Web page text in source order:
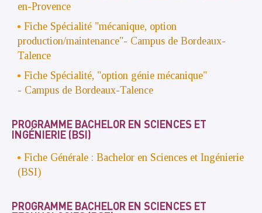
en-Provence
Fiche Spécialité "mécanique, option
production/maintenance"- Campus de Bordeaux-
Talence
Fiche Spécialité, "option génie mécanique"
- Campus de Bordeaux-Talence
PROGRAMME BACHELOR EN SCIENCES ET
INGÉNIERIE (BSI)
Fiche Générale : Bachelor en Sciences et Ingénierie
(BSI)
PROGRAMME BACHELOR EN SCIENCES ET